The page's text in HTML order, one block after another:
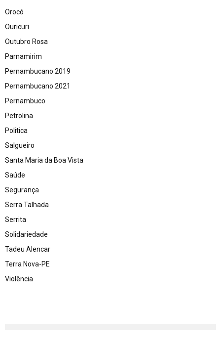
Orocó
Ouricuri
Outubro Rosa
Parnamirim
Pernambucano 2019
Pernambucano 2021
Pernambuco
Petrolina
Politica
Salgueiro
Santa Maria da Boa Vista
Saúde
Segurança
Serra Talhada
Serrita
Solidariedade
Tadeu Alencar
Terra Nova-PE
Violência